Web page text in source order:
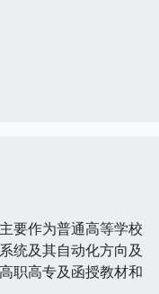
作为普通高等学校
统及其自动化方向及
职高专及函授教材和